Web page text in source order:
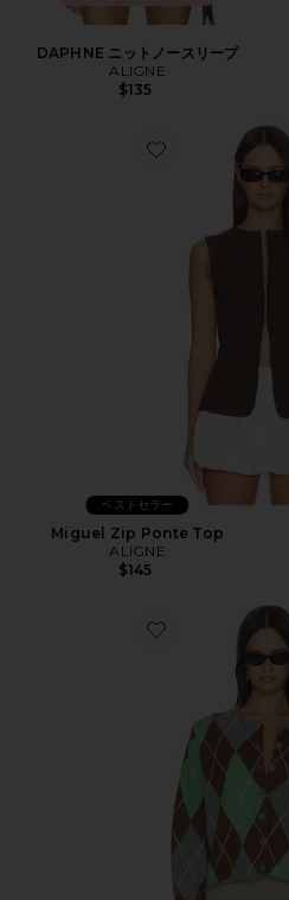
DAPHNE ニットノースリーブ
ALIGNE
$135
Favorite Miguel Zip
ベストセラー
Miguel Zip Ponte Top
ALIGNE
$145